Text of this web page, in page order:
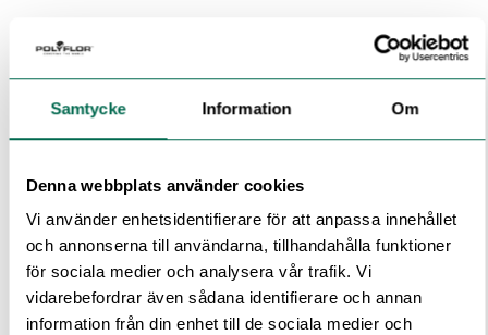
Samtycke Information Om
Denna webbplats använder cookies
Vi använder enhetsidentifierare för att anpassa innehållet
och annonserna till användarna, tillhandahålla funktioner
för sociala medier och analysera vår trafik. Vi
vidarebefordrar även sådana identifierare och annan
information från din enhet till de sociala medier och
Armada